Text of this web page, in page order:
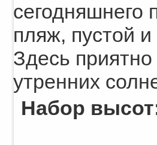
сегодняшнего
пляж, пустой
Здесь
утренних
Набор